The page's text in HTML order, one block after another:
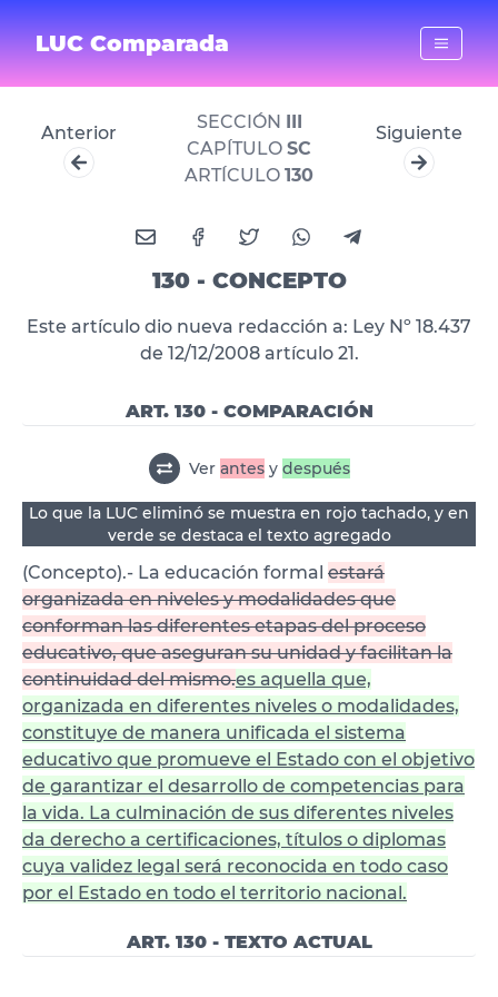
LUC Comparada
Anterior
SECCIÓN III
CAPÍTULO SC
ARTÍCULO 130
Siguiente
130 - CONCEPTO
Este artículo dio nueva redacción a: Ley Nº 18.437
de 12/12/2008 artículo 21.
ART. 130 - COMPARACIÓN
Ver antesy después
Lo que la LUC eliminó se muestra en rojo tachado, y en
verde se destaca el texto agregado
(Concepto).- La educación formal estará
organizada en niveles y modalidades que
conforman las diferentes etapas del proceso
educativo, que aseguran su unidad y facilitan la
continuidad del mismo.es aquella que,
organizada en diferentes niveles o modalidades,
constituye de manera unificada el sistema
educativo que promueve el Estado con el objetivo
de garantizar el desarrollo de competencias para
la vida. La culminación de sus diferentes niveles
da derecho a certificaciones, títulos o diplomas
cuya validez legal será reconocida en todo caso
por el Estado en todo el territorio nacional.
ART. 130 - TEXTO ACTUAL